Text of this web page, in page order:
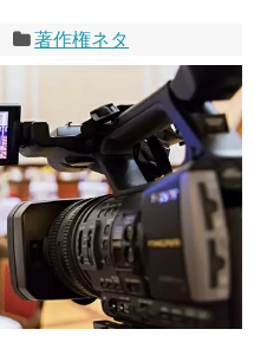
著作権ネタ